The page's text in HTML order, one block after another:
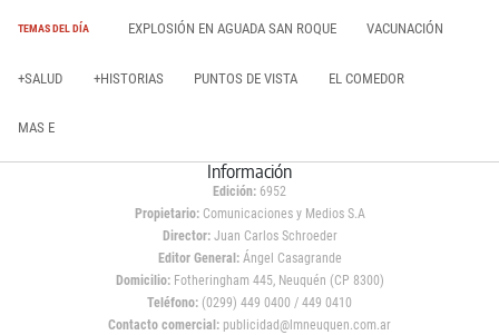
TEMAS DEL DÍA EXPLOSIÓN EN AGUADA SAN ROQUE VACUNACIÓN
+SALUD +HISTORIAS PUNTOS DE VISTA EL COMEDOR
MAS E
Información
Edición: 6952
Propietario:Comunicaciones y Medios S.A
Director: Juan Carlos Schroeder
Editor General:Ángel Casagrande
Domicilio:Fotheringham 445, Neuquén (CP 8300)
Teléfono: (0299) 449 0400 / 449 0410
Contacto comercial: publicidad@lmneuquen.com.ar